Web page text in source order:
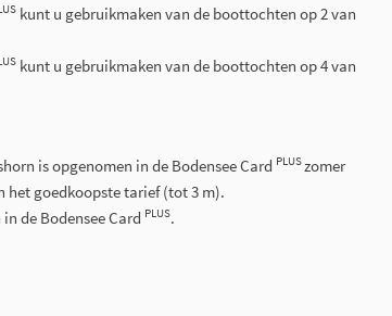
kunt u gebruikmaken van de boottochten op 2 van
kunt u gebruikmaken van de boottochten op 4 van
is opgenomen in de Bodensee Card PLUSzomer
goedkoopste tarief (tot 3 m).
de Bodensee Card PLUS.